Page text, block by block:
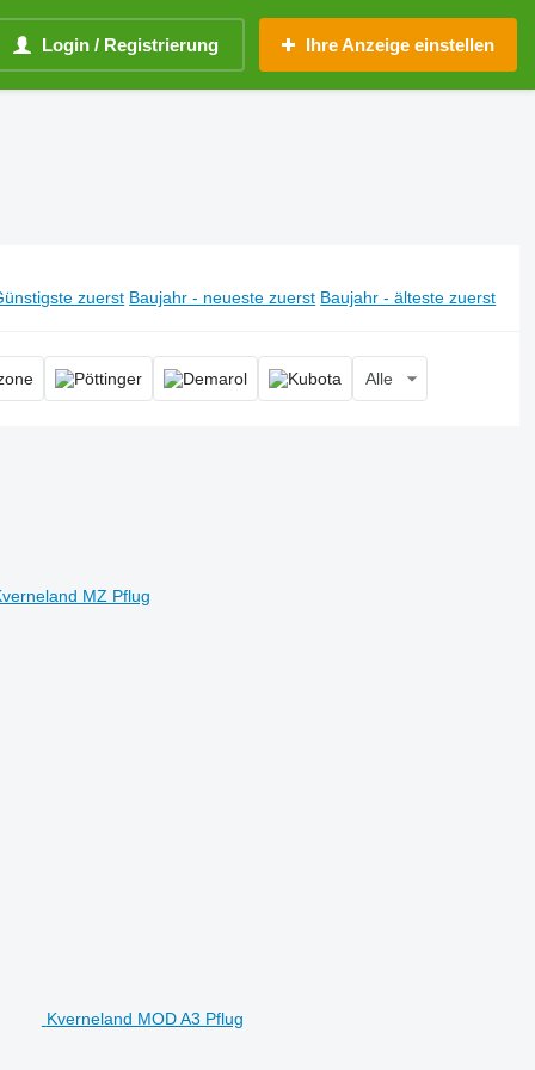
Login / Registrierung Ihre Anzeige einstellen
zuerst Baujahr - neueste zuerst Baujahr - älteste zuerst
Alle
MZ Pflug
Kverneland MOD A3 Pflug